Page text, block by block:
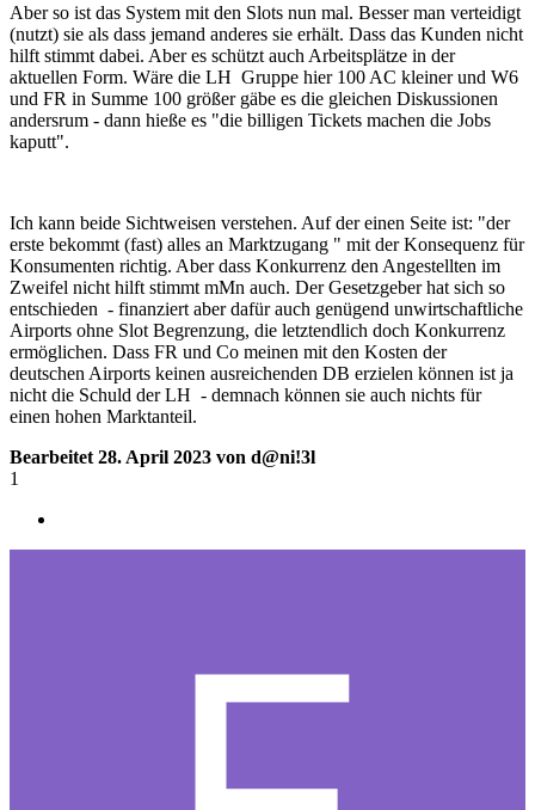
Aber so ist das System mit den Slots nun mal. Besser man verteidigt
(nutzt) sie als dass jemand anderes sie erhält. Dass das Kunden nicht
hilft stimmt dabei. Aber es schützt auch Arbeitsplätze in der
aktuellen Form. Wäre die LH Gruppe hier 100 AC kleiner und W6
und FR in Summe 100 größer gäbe es die gleichen Diskussionen
andersrum - dann hieße es "die billigen Tickets machen die Jobs
kaputt".
Ich kann beide Sichtweisen verstehen. Auf der einen Seite ist: "der
erste bekommt (fast) alles an Marktzugang " mit der Konsequenz für
Konsumenten richtig. Aber dass Konkurrenz den Angestellten im
Zweifel nicht hilft stimmt mMn auch. Der Gesetzgeber hat sich so
entschieden - finanziert aber dafür auch genügend unwirtschaftliche
Airports ohne Slot Begrenzung, die letztendlich doch Konkurrenz
ermöglichen. Dass FR und Co meinen mit den Kosten der
deutschen Airports keinen ausreichenden DB erzielen können ist ja
nicht die Schuld der LH - demnach können sie auch nichts für
einen hohen Marktanteil.
Bearbeitet 28. April 2023 von d@ni!3l
1